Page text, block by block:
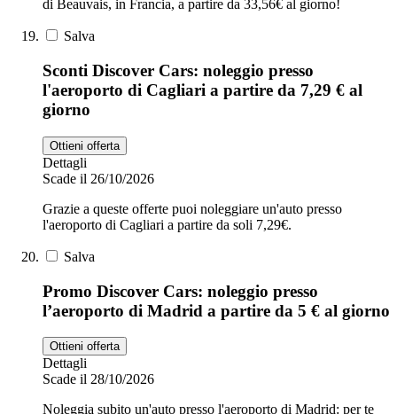
di Beauvais, in Francia, a partire da 33,56€ al giorno!
Salva
Sconti Discover Cars: noleggio presso
l'aeroporto di Cagliari a partire da 7,29 € al
giorno
Ottieni offerta
Dettagli
Scade il 26/10/2026
Grazie a queste offerte puoi noleggiare un'auto presso
l'aeroporto di Cagliari a partire da soli 7,29€.
Salva
Promo Discover Cars: noleggio presso
l’aeroporto di Madrid a partire da 5 € al giorno
Ottieni offerta
Dettagli
Scade il 28/10/2026
Noleggia subito un'auto presso l'aeroporto di Madrid: per te